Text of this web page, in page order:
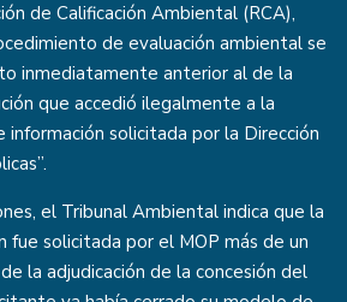
de Calificación Ambiental (RCA),
de evaluación ambiental se
inmediatamente anterior al de la
que accedió ilegalmente a la
solicitada por la Dirección
el Tribunal Ambiental indica que la
fue solicitada por el MOP más de un
la adjudicación de la concesión del